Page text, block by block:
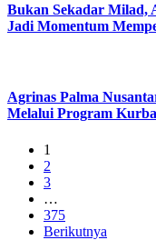
Bukan Sekadar Milad,
Jadi Momentum
Agrinas Palma
Melalui Program
1
2
3
…
375
Berikutnya